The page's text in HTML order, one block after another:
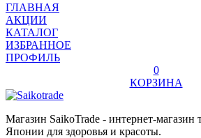
ГЛАВНАЯ
АКЦИИ
КАТАЛОГ
ИЗБРАННОЕ
ПРОФИЛЬ
0
КОРЗИНА
Магазин SaikoTrade - интернет-магазин
Японии для здоровья и красоты.